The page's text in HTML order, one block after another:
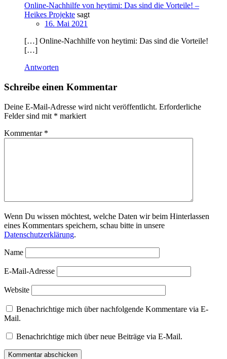
Online-Nachhilfe von heytimi: Das sind die Vorteile! –
Heikes Projekte sagt
16. Mai 2021
[…] Online-Nachhilfe von heytimi: Das sind die Vorteile!
[…]
Antworten
Schreibe einen Kommentar
Deine E-Mail-Adresse wird nicht veröffentlicht. Erforderliche
Felder sind mit * markiert
Kommentar *
Wenn Du wissen möchtest, welche Daten wir beim Hinterlassen
eines Kommentars speichern, schau bitte in unsere
Datenschutzerklärung.
Name
E-Mail-Adresse
Website
Benachrichtige mich über nachfolgende Kommentare via E-
Mail.
Benachrichtige mich über neue Beiträge via E-Mail.